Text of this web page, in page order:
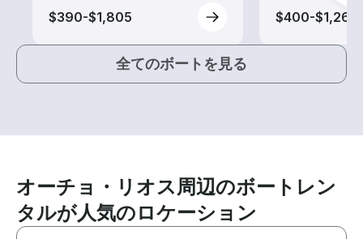
$390-$1,805
$400-$1,265
全てのボートを見る
オーチョ・リオス周辺のボートレン
タルが人気のロケーション